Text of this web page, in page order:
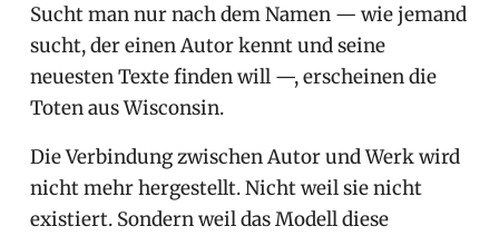
Sucht man nur nach dem Namen — wie jemand
sucht, der einen Autor kennt und seine
neuesten Texte finden will —, erscheinen die
Toten aus Wisconsin.
Die Verbindung zwischen Autor und Werk wird
nicht mehr hergestellt. Nicht weil sie nicht
existiert. Sondern weil das Modell diese